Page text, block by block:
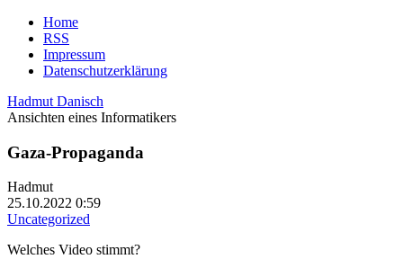
Home
RSS
Impressum
Datenschutzerklärung
Hadmut Danisch
Ansichten eines Informatikers
Gaza-Propaganda
Hadmut
25.10.2022 0:59
Uncategorized
Welches Video stimmt?